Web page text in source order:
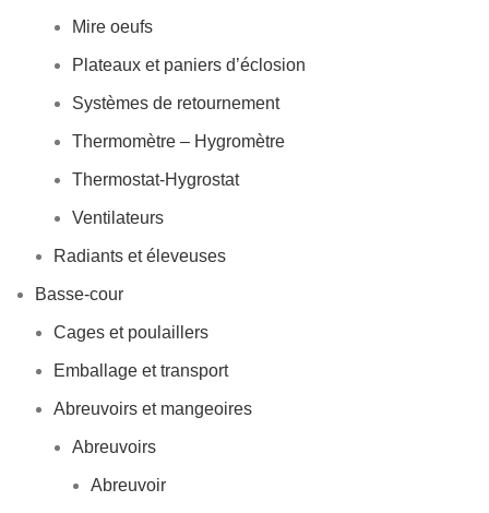
Mire oeufs
Plateaux et paniers d’éclosion
Systèmes de retournement
Thermomètre – Hygromètre
Thermostat-Hygrostat
Ventilateurs
Radiants et éleveuses
Basse-cour
Cages et poulaillers
Emballage et transport
Abreuvoirs et mangeoires
Abreuvoirs
Abreuvoir